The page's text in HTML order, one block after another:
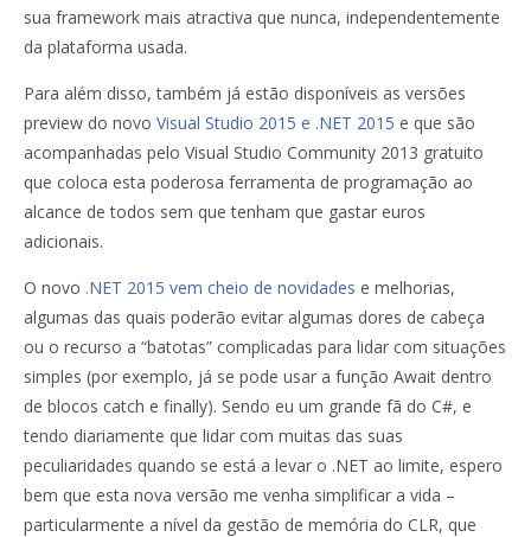
sua framework mais atractiva que nunca, independentemente
da plataforma usada.
Para além disso, também já estão disponíveis as versões
preview do novo Visual Studio 2015 e .NET 2015 e que são
acompanhadas pelo Visual Studio Community 2013 gratuito
que coloca esta poderosa ferramenta de programação ao
alcance de todos sem que tenham que gastar euros
adicionais.
O novo .NET 2015 vem cheio de novidades e melhorias,
algumas das quais poderão evitar algumas dores de cabeça
ou o recurso a “batotas” complicadas para lidar com situações
simples (por exemplo, já se pode usar a função Await dentro
de blocos catch e finally). Sendo eu um grande fã do C#, e
tendo diariamente que lidar com muitas das suas
peculiaridades quando se está a levar o .NET ao limite, espero
bem que esta nova versão me venha simplificar a vida –
particularmente a nível da gestão de memória do CLR, que